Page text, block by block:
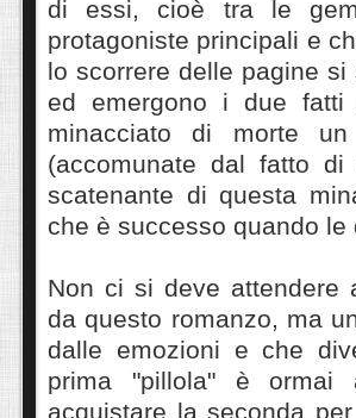
di essi, cioè tra le
protagoniste principali e
lo scorrere delle pagine
ed emergono i due fatti
minacciato di morte
(accomunate dal fatto
scatenante di questa
che è successo quando
Non ci si deve attendere
da questo romanzo, ma
dalle emozioni e che
prima "pillola" è ormai
acquistare la seconda